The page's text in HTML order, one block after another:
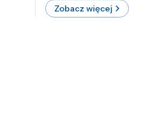
Zobacz więcej